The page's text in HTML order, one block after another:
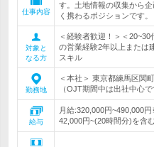
仕事内容
す。土地情報の収集から
く携わるポジションです。
対象と
なる方
＜経験者歓迎！＞＜
の営業経験2年以上または
スキル
勤務地
＜本社＞ 東京都練馬区
（OJT期間中は出社中心
給与
月給:320,000円~490,000
42,000円~(20時間分)を含